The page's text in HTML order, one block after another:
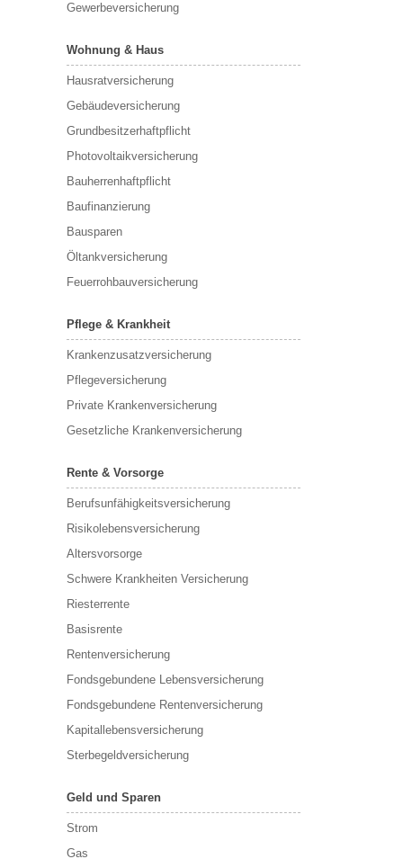
Gewerbeversicherung
Wohnung & Haus
Hausratversicherung
Gebäudeversicherung
Grundbesitzerhaftpflicht
Photovoltaikversicherung
Bauherrenhaftpflicht
Baufinanzierung
Bausparen
Öltankversicherung
Feuerrohbauversicherung
Pflege & Krankheit
Krankenzusatzversicherung
Pflegeversicherung
Private Krankenversicherung
Gesetzliche Krankenversicherung
Rente & Vorsorge
Berufs­unfähigkeitsversicherung
Risikolebensversicherung
Altersvorsorge
Schwere Krankheiten Versicherung
Riesterrente
Basisrente
Rentenversicherung
Fondsgebundene Lebensversicherung
Fondsgebundene Rentenversicherung
Kapitallebensversicherung
Sterbegeldversicherung
Geld und Sparen
Strom
Gas